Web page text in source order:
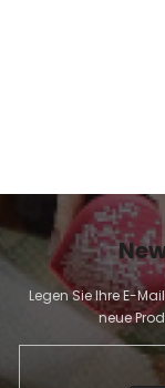
Legen Sie Ihre E-
neue